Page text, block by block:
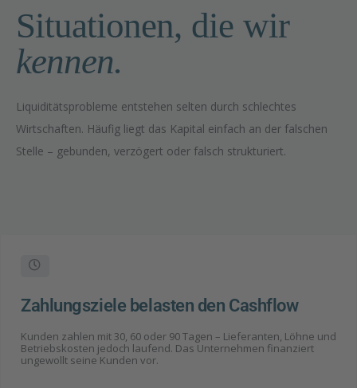
Situationen, die wir
kennen.
Liquiditätsprobleme entstehen selten durch schlechtes
Wirtschaften. Häufig liegt das Kapital einfach an der falschen
Stelle – gebunden, verzögert oder falsch strukturiert.
Zahlungsziele belasten den Cashflow
Kunden zahlen mit 30, 60 oder 90 Tagen – Lieferanten, Löhne und
Betriebskosten jedoch laufend. Das Unternehmen finanziert
ungewollt seine Kunden vor.